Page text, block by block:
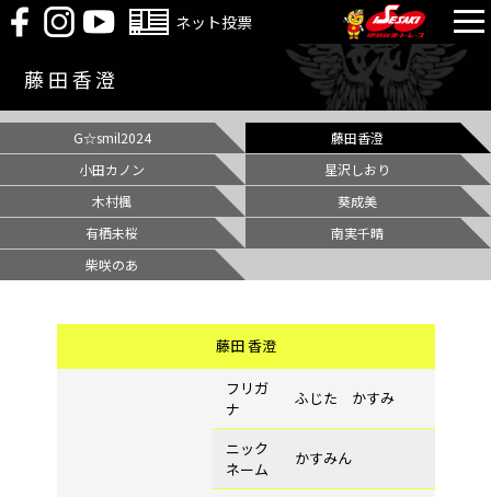
ネット投票
藤田香澄
G☆smil2024
藤田香澄
小田カノン
星沢しおり
木村楓
葵成美
有栖未桜
南実千晴
柴咲のあ
藤田 香澄
フリガ
ナ
ふじた かすみ
ニック
ネーム
かすみん